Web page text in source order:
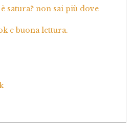
satura? non sai più dove
e buona lettura.